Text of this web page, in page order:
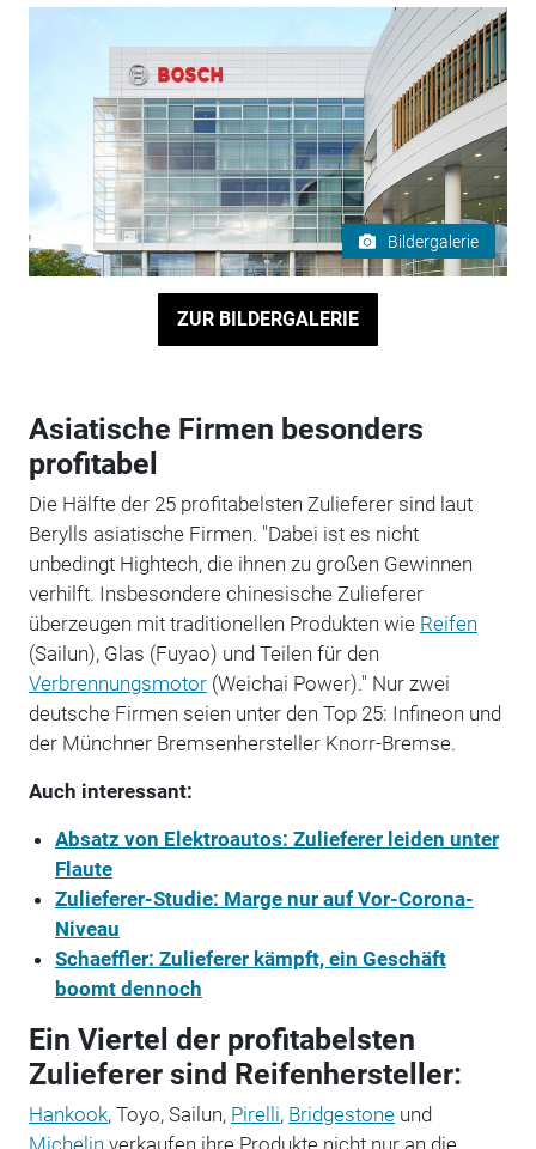
Bildergalerie
ZUR BILDERGALERIE
Asiatische Firmen besonders
profitabel
Die Hälfte der 25 profitabelsten Zulieferer sind laut
Berylls asiatische Firmen. "Dabei ist es nicht
unbedingt Hightech, die ihnen zu großen Gewinnen
verhilft. Insbesondere chinesische Zulieferer
überzeugen mit traditionellen Produkten wie Reifen
(Sailun), Glas (Fuyao) und Teilen für den
Verbrennungsmotor(Weichai Power)." Nur zwei
deutsche Firmen seien unter den Top 25: Infineon und
der Münchner Bremsenhersteller Knorr-Bremse.
Auch interessant:
Absatz von Elektroautos: Zulieferer leiden unter
Flaute
Zulieferer-Studie: Marge nur auf Vor-Corona-
Niveau
Schaeffler: Zulieferer kämpft, ein Geschäft
boomt dennoch
Ein Viertel der profitabelsten
Zulieferer sind Reifenhersteller:
Hankook, Toyo, Sailun, Pirelli, Bridgestoneund
Michelin verkaufen ihre Produkte nicht nur an die